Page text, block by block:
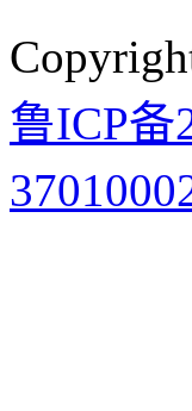
鲁ICP备